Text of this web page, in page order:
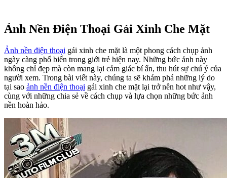
Ảnh Nền Điện Thoại Gái Xinh Che Mặt
Ảnh nền điện thoại gái xinh che mặt là một phong cách chụp ảnh
ngày càng phổ biến trong giới trẻ hiện nay. Những bức ảnh này
không chỉ đẹp mà còn mang lại cảm giác bí ẩn, thu hút sự chú ý của
người xem. Trong bài viết này, chúng ta sẽ khám phá những lý do
tại sao ảnh nền điện thoại gái xinh che mặt lại trở nên hot như vậy,
cùng với những chia sẻ về cách chụp và lựa chọn những bức ảnh
nền hoàn hảo.